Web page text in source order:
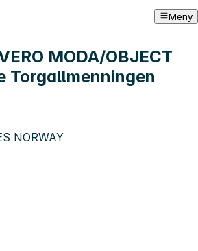
Meny
MODA/OBJECT
Torgallmenningen
NORWAY